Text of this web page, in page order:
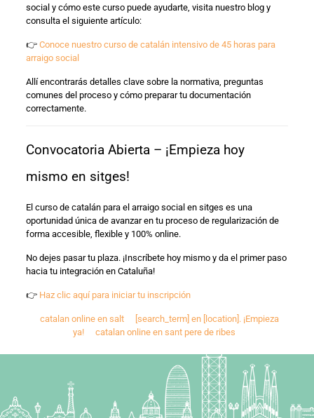
social y cómo este curso puede ayudarte, visita nuestro blog y
consulta el siguiente artículo:
👉 Conoce nuestro curso de catalán intensivo de 45 horas para
arraigo social
Allí encontrarás detalles clave sobre la normativa, preguntas
comunes del proceso y cómo preparar tu documentación
correctamente.
Convocatoria Abierta – ¡Empieza hoy
mismo en sitges!
El curso de catalán para el arraigo social en sitges es una
oportunidad única de avanzar en tu proceso de regularización de
forma accesible, flexible y 100% online.
No dejes pasar tu plaza. ¡Inscríbete hoy mismo y da el primer paso
hacia tu integración en Cataluña!
👉 Haz clic aquí para iniciar tu inscripción
catalan online en salt
[search_term] en [location]. ¡Empieza
ya!
catalan online en sant pere de ribes